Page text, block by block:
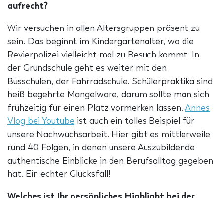
aufrecht?
Wir versuchen in allen Altersgruppen präsent zu
sein. Das beginnt im Kindergartenalter, wo die
Revierpolizei vielleicht mal zu Besuch kommt. In
der Grundschule geht es weiter mit den
Busschulen, der Fahrradschule. Schülerpraktika sind
heiß begehrte Mangelware, darum sollte man sich
frühzeitig für einen Platz vormerken lassen. Annes
Vlog bei Youtube ist auch ein tolles Beispiel für
unsere Nachwuchsarbeit. Hier gibt es mittlerweile
rund 40 Folgen, in denen unsere Auszubildende
authentische Einblicke in den Berufsalltag gegeben
hat. Ein echter Glücksfall!